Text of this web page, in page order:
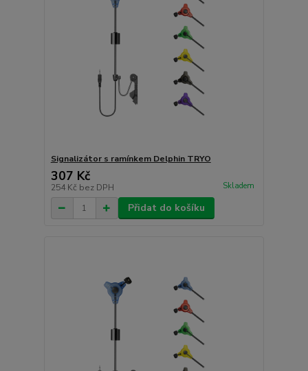
Signalizátor s ramínkem Delphin TRYO
307 Kč
254 Kč bez DPH Skladem
Přidat do košíku